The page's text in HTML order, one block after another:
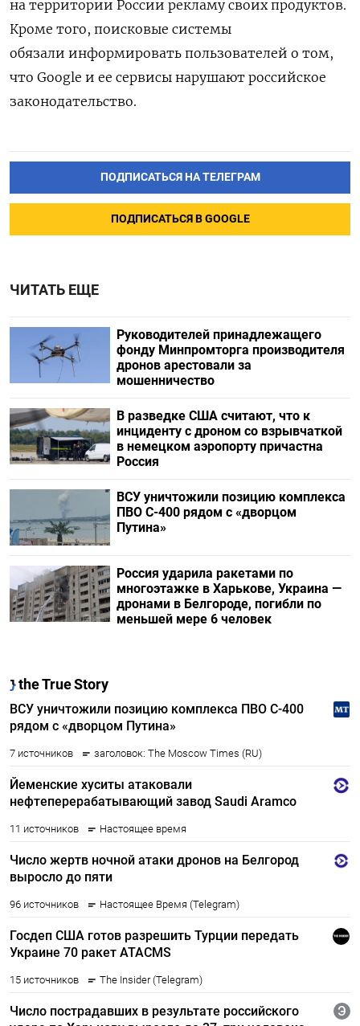
на территории России рекламу своих продуктов.
Кроме того, поисковые системы
обязали информировать пользователей о том,
что Google и ее сервисы нарушают российское
законодательство.
ПОДПИСАТЬСЯ НА ТЕЛЕГРАМ
ПОДПИСАТЬСЯ В GOOGLE
ЧИТАТЬ ЕЩЕ
Руководителей принадлежащего
фонду Минпромторга производителя
дронов арестовали за
мошенничество
В разведке США считают, что к
инциденту с дроном со взрывчаткой
в немецком аэропорту причастна
Россия
ВСУ уничтожили позицию комплекса
ПВО С-400 рядом с «дворцом
Путина»
Россия ударила ракетами по
многоэтажке в Харькове, Украина —
дронами в Белгороде, погибли по
меньшей мере 6 человек